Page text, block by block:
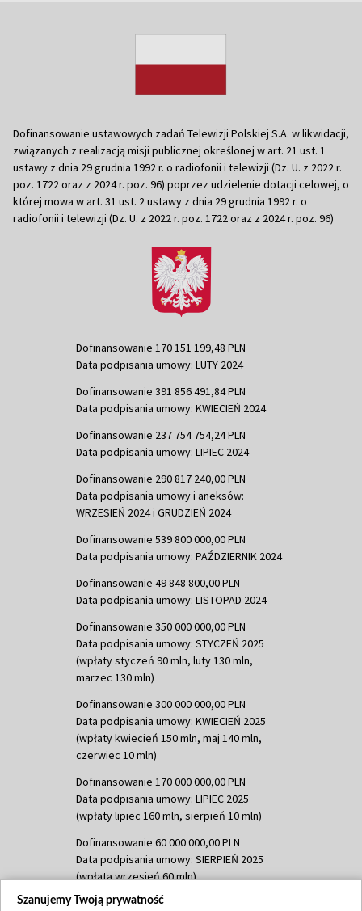
Dofinansowanie ustawowych zadań Telewizji Polskiej S.A. w likwidacji,
związanych z realizacją misji publicznej określonej w art. 21 ust. 1
ustawy z dnia 29 grudnia 1992 r. o radiofonii i telewizji (Dz. U. z 2022 r.
poz. 1722 oraz z 2024 r. poz. 96) poprzez udzielenie dotacji celowej, o
której mowa w art. 31 ust. 2 ustawy z dnia 29 grudnia 1992 r. o
radiofonii i telewizji (Dz. U. z 2022 r. poz. 1722 oraz z 2024 r. poz. 96)
Dofinansowanie 170 151 199,48 PLN
Data podpisania umowy: LUTY 2024
Dofinansowanie 391 856 491,84 PLN
Data podpisania umowy: KWIECIEŃ 2024
Dofinansowanie 237 754 754,24 PLN
Data podpisania umowy: LIPIEC 2024
Dofinansowanie 290 817 240,00 PLN
Data podpisania umowy i aneksów:
WRZESIEŃ 2024 i GRUDZIEŃ 2024
Dofinansowanie 539 800 000,00 PLN
Data podpisania umowy: PAŹDZIERNIK 2024
Dofinansowanie 49 848 800,00 PLN
Data podpisania umowy: LISTOPAD 2024
Dofinansowanie 350 000 000,00 PLN
Data podpisania umowy: STYCZEŃ 2025
(wpłaty styczeń 90 mln, luty 130 mln,
marzec 130 mln)
Dofinansowanie 300 000 000,00 PLN
Data podpisania umowy: KWIECIEŃ 2025
(wpłaty kwiecień 150 mln, maj 140 mln,
czerwiec 10 mln)
Dofinansowanie 170 000 000,00 PLN
Data podpisania umowy: LIPIEC 2025
(wpłaty lipiec 160 mln, sierpień 10 mln)
Dofinansowanie 60 000 000,00 PLN
Data podpisania umowy: SIERPIEŃ 2025
(wpłata wrzesień 60 mln)
Dofinansowanie 635 783 051,21 PLN
Szanujemy Twoją prywatność